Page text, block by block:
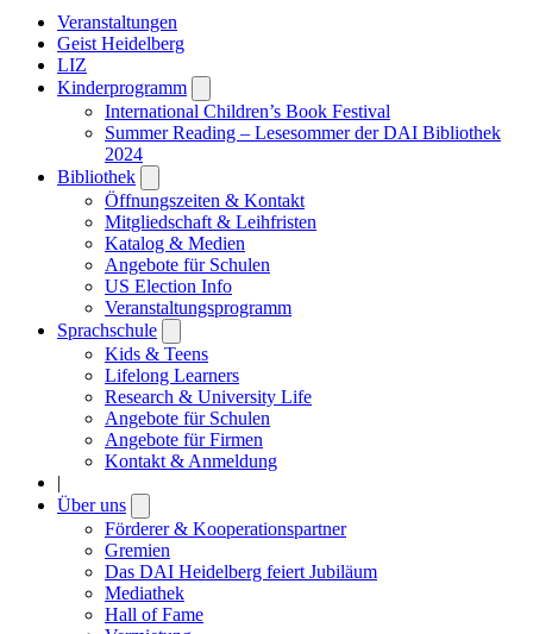
Veranstaltungen
Geist Heidelberg
LIZ
Kinderprogramm
submenu
International Children’s Book Festival
Summer Reading – Lesesommer der DAI Bibliothek
2024
Bibliothek
submenu
Öffnungszeiten & Kontakt
Mitgliedschaft & Leihfristen
Katalog & Medien
Angebote für Schulen
US Election Info
Veranstaltungsprogramm
Sprachschule
submenu
Kids & Teens
Lifelong Learners
Research & University Life
Angebote für Schulen
Angebote für Firmen
Kontakt & Anmeldung
|
Über uns
submenu
Förderer & Kooperationspartner
Gremien
Das DAI Heidelberg feiert Jubiläum
Mediathek
Hall of Fame